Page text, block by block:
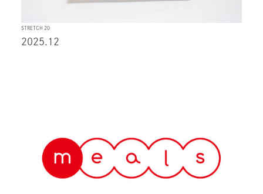
STRETCH 20
2025.12